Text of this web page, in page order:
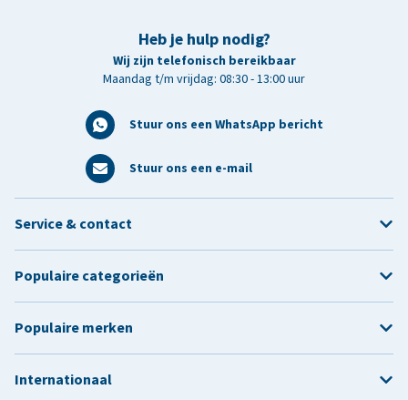
Heb je hulp nodig?
Wij zijn telefonisch bereikbaar
Maandag t/m vrijdag: 08:30 - 13:00 uur
Stuur ons een WhatsApp bericht
Stuur ons een e-mail
Service & contact
Populaire categorieën
Populaire merken
Internationaal